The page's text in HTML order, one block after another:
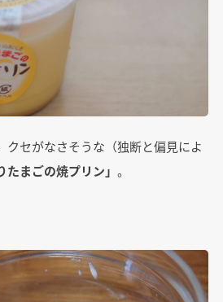
クセがなさそうな（独断と偏見によ
たまごの焼プリン」 。